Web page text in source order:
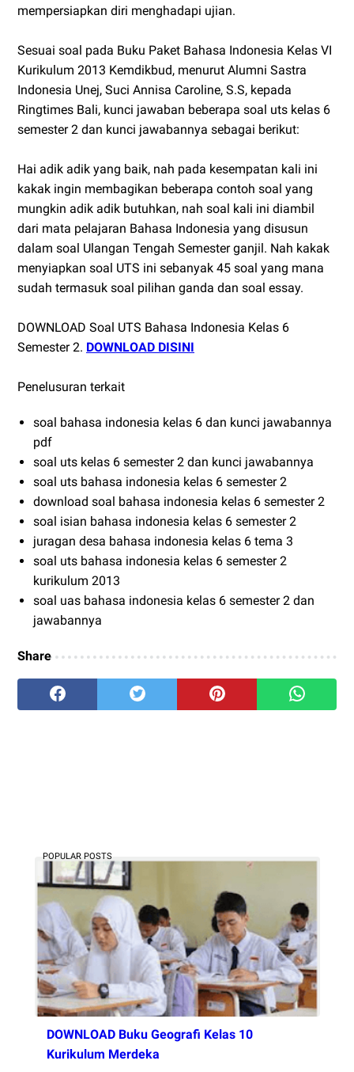
mempersiapkan diri menghadapi ujian.
Sesuai soal pada Buku Paket Bahasa Indonesia Kelas VI
Kurikulum 2013 Kemdikbud, menurut Alumni Sastra
Indonesia Unej, Suci Annisa Caroline, S.S, kepada
Ringtimes Bali, kunci jawaban beberapa soal uts kelas 6
semester 2 dan kunci jawabannya sebagai berikut:
Hai adik adik yang baik, nah pada kesempatan kali ini
kakak ingin membagikan beberapa contoh soal yang
mungkin adik adik butuhkan, nah soal kali ini diambil
dari mata pelajaran Bahasa Indonesia yang disusun
dalam soal Ulangan Tengah Semester ganjil. Nah kakak
menyiapkan soal UTS ini sebanyak 45 soal yang mana
sudah termasuk soal pilihan ganda dan soal essay.
DOWNLOAD Soal UTS Bahasa Indonesia Kelas 6
Semester 2. DOWNLOAD DISINI
Penelusuran terkait
soal bahasa indonesia kelas 6 dan kunci jawabannya
pdf
soal uts kelas 6 semester 2 dan kunci jawabannya
soal uts bahasa indonesia kelas 6 semester 2
download soal bahasa indonesia kelas 6 semester 2
soal isian bahasa indonesia kelas 6 semester 2
juragan desa bahasa indonesia kelas 6 tema 3
soal uts bahasa indonesia kelas 6 semester 2
kurikulum 2013
soal uas bahasa indonesia kelas 6 semester 2 dan
jawabannya
Share
POPULAR POSTS
DOWNLOAD Buku Geografi Kelas 10
Kurikulum Merdeka